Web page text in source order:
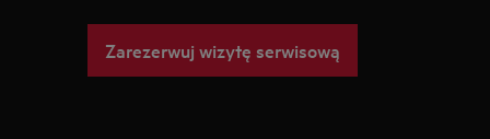
Zarezerwuj wizytę serwisową